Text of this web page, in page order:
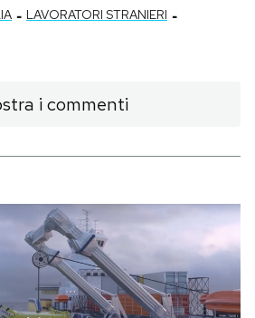
- LAVORATORI STRANIERI -
i commenti